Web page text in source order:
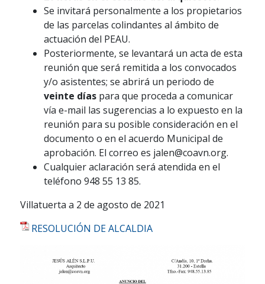
Se invitará personalmente a los propietarios
de las parcelas colindantes al ámbito de
actuación del PEAU.
Posteriormente, se levantará un acta de esta
reunión que será remitida a los convocados
y/o asistentes; se abrirá un periodo de
veinte díaspara que proceda a comunicar
vía e-mail las sugerencias a lo expuesto en la
reunión para su posible consideración en el
documento o en el acuerdo Municipal de
aprobación. El correo es jalen@coavn.org.
Cualquier aclaración será atendida en el
teléfono 948 55 13 85.
Villatuerta a 2 de agosto de 2021
RESOLUCIÓN DE ALCALDIA